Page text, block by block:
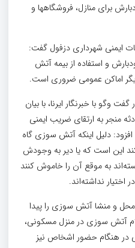
برای منازل، فروشگاهها و
ایمنی شهرداری دزفول گفت:
و استفاده از بیمه آتش
اماکن عمومی ضروری است.
وگو با خبرنگار ایرنا، با بیان
منجر به ارتقای ضریب ایمنی
دلیل اینکه آتش سوزی گاه
این است که یا دیر به وجودش
به موقع آن را خاموش کنند
نداشته‌اند.
محل و منشا آتش سوزی را پیدا
آتش سوزی در منزل مسکونی،
در هنگام حضور اشخاص نیز